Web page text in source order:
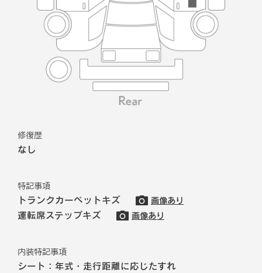
修復歴
なし
特記事項
トランクカーペットキズ 画像あり
運転席ステップキズ 画像あり
内装特記事項
シート：年式・走行距離に応じたすれ